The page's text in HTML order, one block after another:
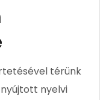
térünk
nyelvi